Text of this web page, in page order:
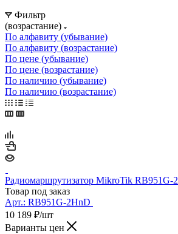
Фильтр
(возрастание)
По алфавиту (убывание)
По алфавиту (возрастание)
По цене (убывание)
По цене (возрастание)
По наличию (убывание)
По наличию (возрастание)
Радиомаршрутизатор MikroTik RB951G-
Товар под заказ
Арт.: RB951G-2HnD
10 189 ₽/шт
Варианты цен